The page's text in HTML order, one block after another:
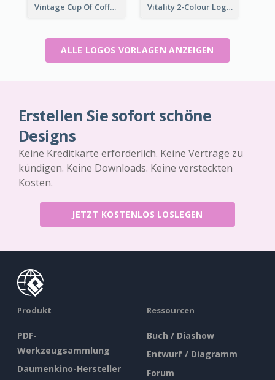
Vintage Cup Of Coffee Logo Vitality 2-Colour Logo Of Charity
ALLE LOGOS VORLAGEN ANZEIGEN
Erstellen Sie sofort schöne
Designs
Keine Kreditkarte erforderlich. Keine Verträge zu
kündigen. Keine Downloads. Keine versteckten
Kosten.
JETZT KOSTENLOS LOSLEGEN
Produkt
PDF-
Werkzeugsammlung
Daumenkino-Hersteller
Ressourcen
Buch / Diashow
Entwurf / Diagramm
Forum